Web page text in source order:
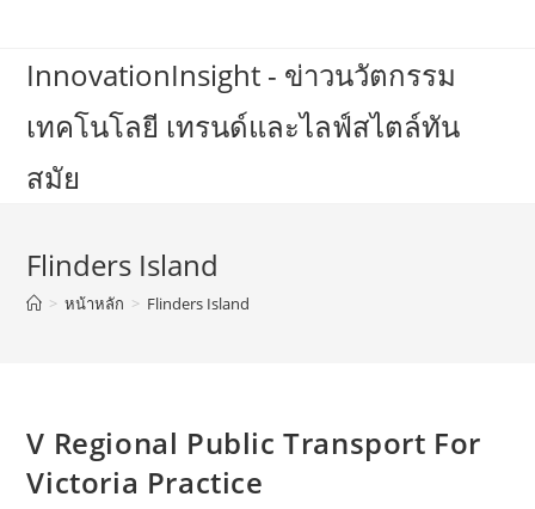
contentInnovationInsight - ข่าวนวัตกรรม
เทคโนโลยี เทรนด์และไลฟ์สไตล์ทัน
สมัย
Flinders Island
> หน้าหลัก > Flinders Island
V Regional Public Transport For
Victoria Practice